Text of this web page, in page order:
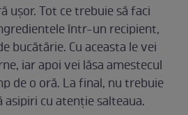
ușor. Tot ce trebuie să faci
într-un recipient,
bucătărie. Cu aceasta le vei
iar apoi vei lăsa amestecul
de o oră. La final, nu trebuie
asipiri cu atenție salteaua.